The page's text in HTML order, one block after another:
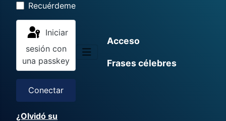
Recuérdeme
sesión con
una passkey
Conectar
¿Olvidó su
Acceso
Frases célebres